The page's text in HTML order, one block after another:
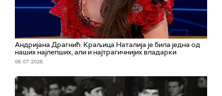
Андријана Драгнић: Краљица Наталија је била једна од
наших најлепших, али и најтрагичнијих владарки
06. 07. 2026.